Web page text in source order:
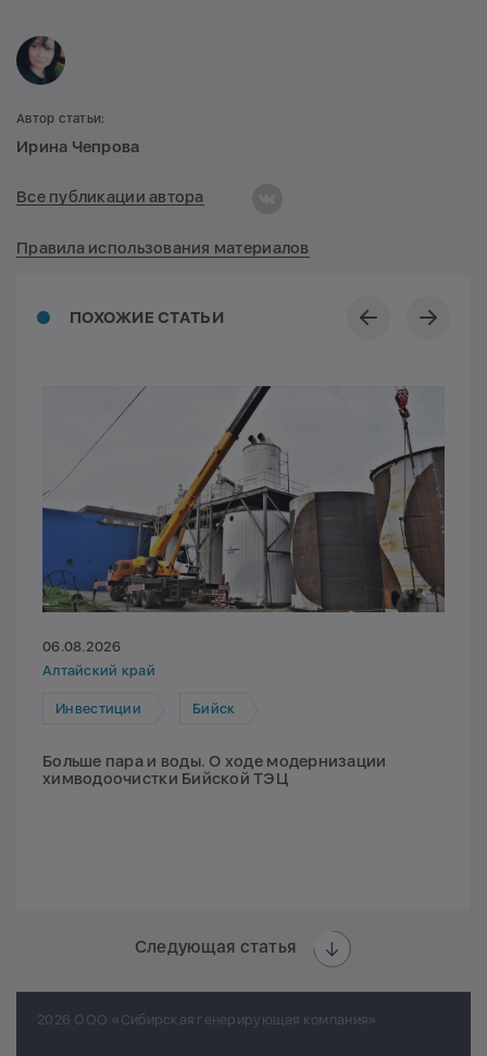
ПОХОЖИЕ СТАТЬИ
06.08.2026
Алтайский край
Инвестиции Бийск
Больше пара и воды. О ходе модернизации
химводоочистки Бийской ТЭЦ
Следующая статья
Автор статьи:
Ирина Чепрова
Все публикации автора
Правила использования материалов
2026 ООО «Сибирская генерирующая компания»